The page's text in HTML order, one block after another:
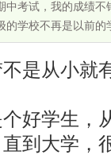
考试，我的成绩
的学校不再是以前的
是从小就
学生，
到大学，